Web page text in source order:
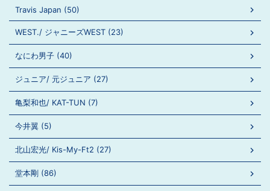
Travis Japan (50)
WEST./ ジャニーズWEST (23)
なにわ男子 (40)
ジュニア/ 元ジュニア (27)
亀梨和也/ KAT-TUN (7)
今井翼 (5)
北山宏光/ Kis-My-Ft2 (27)
堂本剛 (86)